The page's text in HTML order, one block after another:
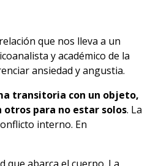
que nos lleva a un
y académico de la
ansiedad y angustia.
transitoria con un objeto,
otros para no estar solos. La
interno. En